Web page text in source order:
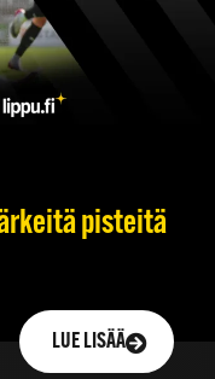
pisteitä
LUE LISÄÄ